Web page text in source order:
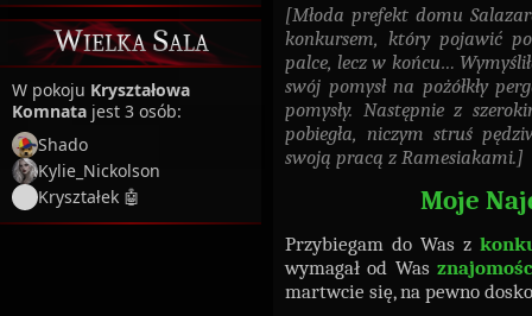
Wielka Sala
W pokoju Kryształowa
Komnata jest 3 osób:
Shado
Kylie_Nickolson
Kryształek 🤖
[Młoda prefekt domu
konkursem, który pojawić
palce, lecz w końcu…
swój pomysł na pożółkły
pomysły. Następnie z
pobiegła, niczym struś
swoją pracą z Ramesiakami.]
Moje
Przybiegam do Was z
wymagał od Was
martwcie się, na pewno